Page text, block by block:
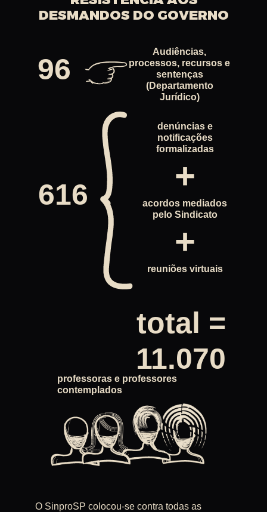
DESMANDOS DO GOVERNO
96
Audiências,
processos, recursos e
sentenças
(Departamento
Jurídico)
616
denúncias e
notificações
formalizadas
+
acordos mediados
pelo Sindicato
+
reuniões virtuais
total =
11.070
professoras e professores
contemplados
O SinproSP colocou-se contra todas as